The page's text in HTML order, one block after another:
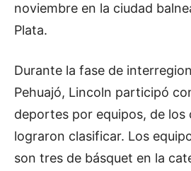
noviembre en la ciudad
Plata.
Durante la fase de
Pehuajó, Lincoln participó
deportes por equipos, de los
lograron clasificar. Los
son tres de básquet en la